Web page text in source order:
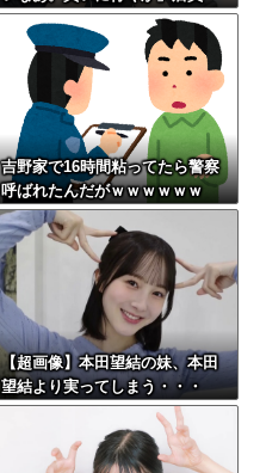
「ほいっ見積もりな！」ワイ
「金額おかしくね？」←お前ら
もそう思うよな？？？？？
吉野家で16時間粘ってたら警察
呼ばれたんだがｗｗｗｗｗｗ
【超画像】本田望結の妹、本田
望結より実ってしまう・・・